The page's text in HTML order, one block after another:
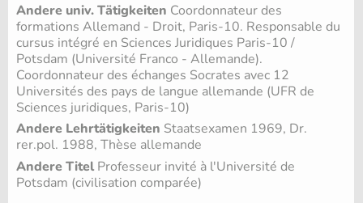
Andere univ. Tätigkeiten Coordonnateur des
formations Allemand - Droit, Paris-10. Responsable du
cursus intégré en Sciences Juridiques Paris-10 /
Potsdam (Université Franco - Allemande).
Coordonnateur des échanges Socrates avec 12
Universités des pays de langue allemande (UFR de
Sciences juridiques, Paris-10)
Andere Lehrtätigkeiten Staatsexamen 1969, Dr.
rer.pol. 1988, Thèse allemande
Andere Titel Professeur invité à l'Université de
Potsdam (civilisation comparée)